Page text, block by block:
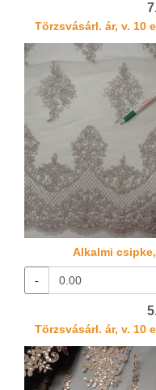
Törzsvásárl. ár, v. 10
Alkalmi
-
Törzsvásárl. ár, v. 10